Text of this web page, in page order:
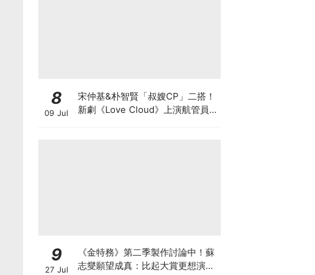
8
09 Jul
宋仲基&朴智賢「叔嫂CP」二搭！
新劇《Love Cloud》上演航管員x
9
27 Jul
《金特務》第二季製作討論中！蘇
志燮願望成真：比起大賞更想演續